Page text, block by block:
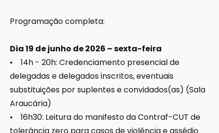
Programação completa:
Dia 19 de junho de 2026 – sexta-feira
• 14h - 20h: Credenciamento presencial de
delegadas e delegados inscritos, eventuais
substituições por suplentes e convidados(as) (Sala
Araucária)
• 16h30: Leitura do manifesto da Contraf-CUT de
tolerância zero para casos de violência e assédio